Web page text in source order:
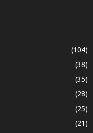
(104)
(38)
(35)
(28)
(25)
(21)